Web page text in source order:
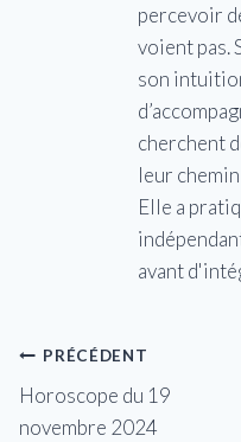
percevoir
voient pas.
son
cherchent
leur
Elle a
avant
Navigation
de
PRÉCÉDENT
Horoscope du 19
novembre 2024